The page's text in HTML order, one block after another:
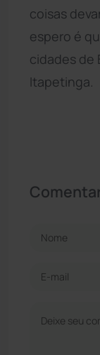
coisas
espero é
cidades de
Itapetinga.